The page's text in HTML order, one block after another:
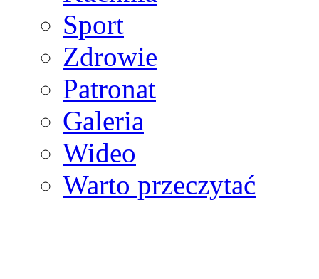
Sport
Zdrowie
Patronat
Galeria
Wideo
Warto przeczytać